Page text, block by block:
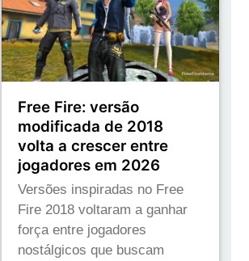
Free Fire: versão
modificada de 2018
volta a crescer entre
jogadores em 2026
Versões inspiradas no Free
Fire 2018 voltaram a ganhar
força entre jogadores
nostálgicos que buscam